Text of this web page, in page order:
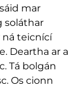
mar
soláthar
ná teicnící
Deartha ar a
Tá bolgán
Os cionn